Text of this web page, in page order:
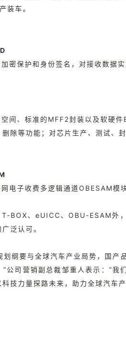
装车。
密保护和身份签名，对接收数据
间、标准的MFF2封装以及软硬
删除等功能；对芯片生产、测试
电子收费多逻辑通道OBESAM模
T-BOX、eUICC、OBU-ESAM外
泛认可。
要与全球汽车产业局势，国产品
”公司营销副总裁邹重人表示：“
技力量探路未来，助力全球汽车